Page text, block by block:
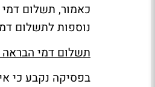
כאמור, תשלום
נוספות לתשלום
תשלום דמי הבראה
בפסיקה נקבע כי